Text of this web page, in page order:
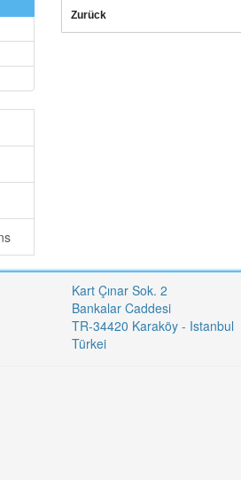
Zurück
Kart Çınar Sok. 2
Bankalar Caddesi
TR-34420 Karaköy - Istanbul
Türkei